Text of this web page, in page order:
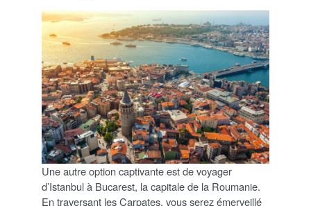
Une autre option captivante est de voyager
d’Istanbul à Bucarest, la capitale de la Roumanie.
En traversant les Carpates, vous serez émerveillé